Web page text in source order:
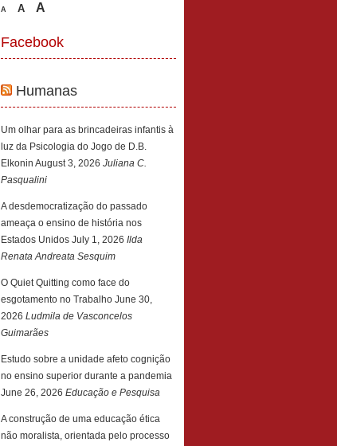
A A A
Facebook
Humanas
Um olhar para as brincadeiras infantis à
luz da Psicologia do Jogo de D.B.
Elkonin August 3, 2026 Juliana C.
Pasqualini
A desdemocratização do passado
ameaça o ensino de história nos
Estados Unidos July 1, 2026 Ilda
Renata Andreata Sesquim
O Quiet Quitting como face do
esgotamento no Trabalho June 30,
2026 Ludmila de Vasconcelos
Guimarães
Estudo sobre a unidade afeto cognição
no ensino superior durante a pandemia
June 26, 2026 Educação e Pesquisa
A construção de uma educação ética
não moralista, orientada pelo processo